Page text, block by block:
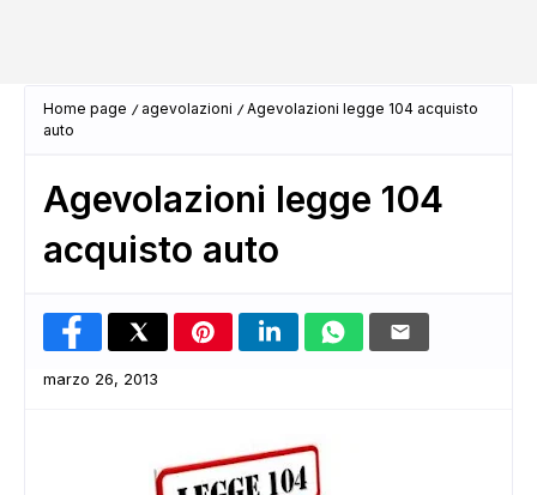
Home page agevolazioni
Agevolazioni legge 104 acquisto
auto
Agevolazioni legge 104
acquisto auto
marzo 26, 2013